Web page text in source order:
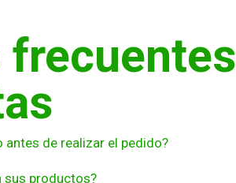
frecuentes
de realizar el pedido?
sus productos?